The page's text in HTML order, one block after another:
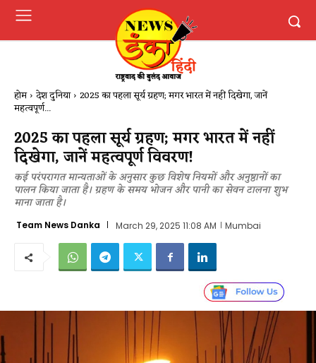
होम देश दुनिया 2025 का पहला सूर्य ग्रहण; मगर भारत में नहीं दिखेगा, जानें
महत्वपूर्ण...
2025 का पहला सूर्य ग्रहण; मगर भारत में नहीं
दिखेगा, जानें महत्वपूर्ण विवरण!
कई परंपरागत मान्यताओं के अनुसार कुछ विशेष नियमों और अनुष्ठानों का
पालन किया जाता है। ग्रहण के समय भोजन और पानी का सेवन टालना शुभ
माना जाता है।
Team News Danka March 29, 2025 11:08 AM Mumbai